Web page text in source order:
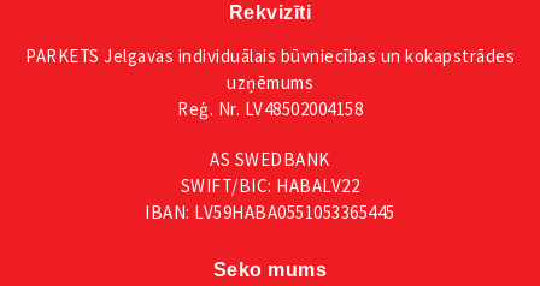
Rekvizīti
PARKETS Jelgavas individuālais būvniecības un kokapstrādes
uzņēmums
Reģ. Nr. LV48502004158
AS SWEDBANK
SWIFT/BIC: HABALV22
IBAN: LV59HABA0551053365445
Seko mums